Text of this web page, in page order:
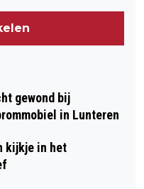
gewond bij
in Lunteren
kijkje in het